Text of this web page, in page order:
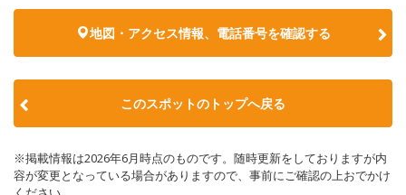
地図・アクセス情報、電話番号を確認する
このスポットのトップへ戻る
※掲載情報は2026年6月時点のものです。随時更新をしておりますが内
容が変更となっている場合がありますので、事前にご確認の上おでかけ